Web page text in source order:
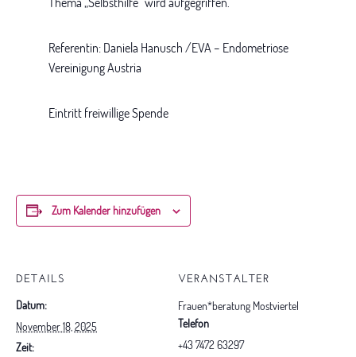
Referentin: Daniela Hanusch /EVA – Endometriose
Vereinigung Austria
Eintritt freiwillige Spende
Zum Kalender hinzufügen
DETAILS
Datum:
November 18, 2025
Zeit:
VERANSTALTER
Frauen*beratung Mostviertel
Telefon
+43 7472 63297